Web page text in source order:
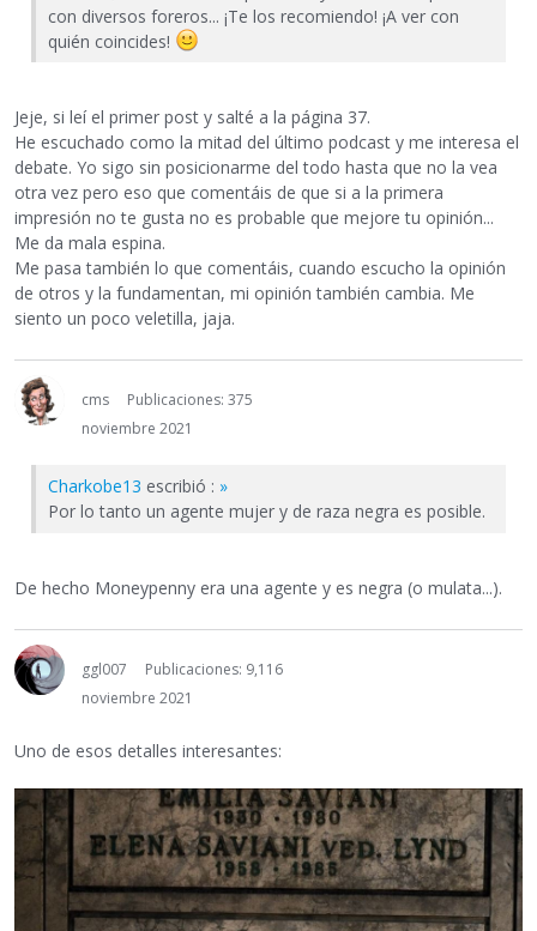
con diversos foreros... ¡Te los recomiendo! ¡A ver con
quién coincides!
Jeje, si leí el primer post y salté a la página 37.
He escuchado como la mitad del último podcast y me interesa el
debate. Yo sigo sin posicionarme del todo hasta que no la vea
otra vez pero eso que comentáis de que si a la primera
impresión no te gusta no es probable que mejore tu opinión...
Me da mala espina.
Me pasa también lo que comentáis, cuando escucho la opinión
de otros y la fundamentan, mi opinión también cambia. Me
siento un poco veletilla, jaja.
cms
Publicaciones: 375
noviembre 2021
Charkobe13 escribió : »
Por lo tanto un agente mujer y de raza negra es posible.
De hecho Moneypenny era una agente y es negra (o mulata...).
ggl007
Publicaciones: 9,116
noviembre 2021
Uno de esos detalles interesantes: